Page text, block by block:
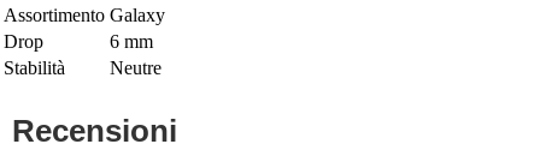
Assortimento Galaxy
Drop
6 mm
Stabilità
Neutre